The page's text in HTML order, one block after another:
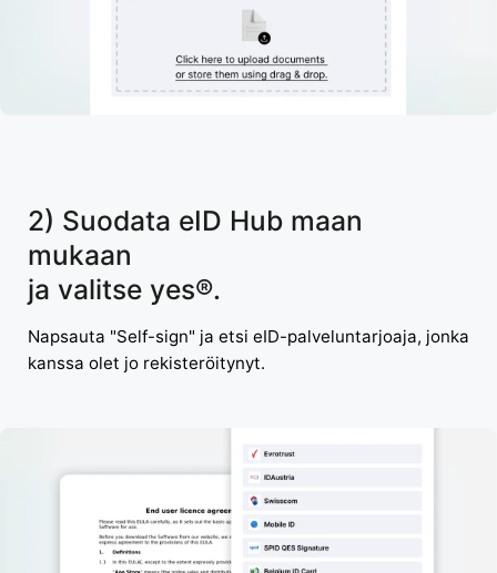
2) Suodata eID Hub maan
mukaan
ja valitse yes®.
Napsauta "Self-sign" ja etsi eID-palveluntarjoaja, jonka
kanssa olet jo rekisteröitynyt.